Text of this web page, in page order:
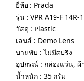
ยี่ห้อ : Prada
รุ่น : VPR A19-F 14R-
วัสดุ : Plastic
เลนส์ : Demo Lens
บานพับ : ไม่มีสปริง
อุปกรณ์ : กล่องแว่น, ผ้
น้ำหนัก : 35 กรัม